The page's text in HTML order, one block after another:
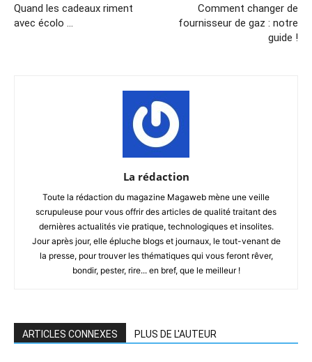
Quand les cadeaux riment
avec écolo …
Comment changer de
fournisseur de gaz : notre
guide !
La rédaction
Toute la rédaction du magazine Magaweb mène une veille
scrupuleuse pour vous offrir des articles de qualité traitant des
dernières actualités vie pratique, technologiques et insolites.
Jour après jour, elle épluche blogs et journaux, le tout-venant de
la presse, pour trouver les thématiques qui vous feront rêver,
bondir, pester, rire... en bref, que le meilleur !
ARTICLES CONNEXES PLUS DE L'AUTEUR